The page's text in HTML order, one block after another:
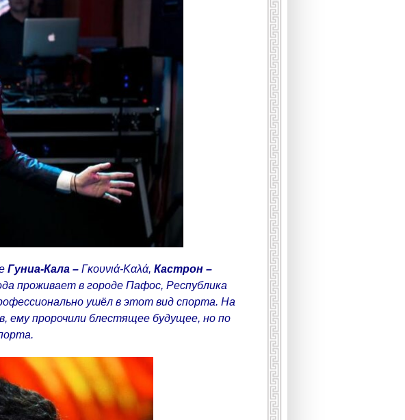
Гуниа-Кала – Γκουνιά-Καλά, Кастрон –
проживает в городе Пафос, Республика
ушёл в этот вид спорта. На
ему пророчили блестящее будущее, но по